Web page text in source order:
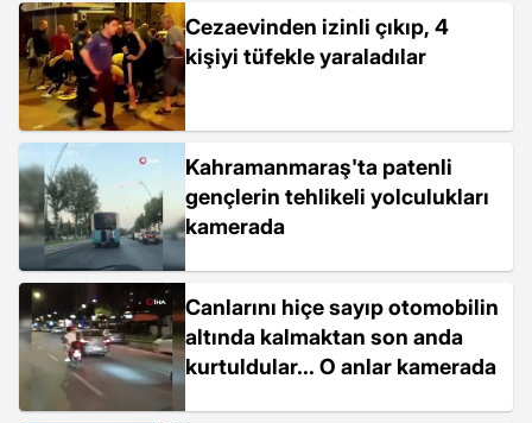
Cezaevinden izinli çıkıp, 4
kişiyi tüfekle yaraladılar
Kahramanmaraş'ta patenli
gençlerin tehlikeli yolculukları
kamerada
Canlarını hiçe sayıp otomobilin
altında kalmaktan son anda
kurtuldular... O anlar kamerada